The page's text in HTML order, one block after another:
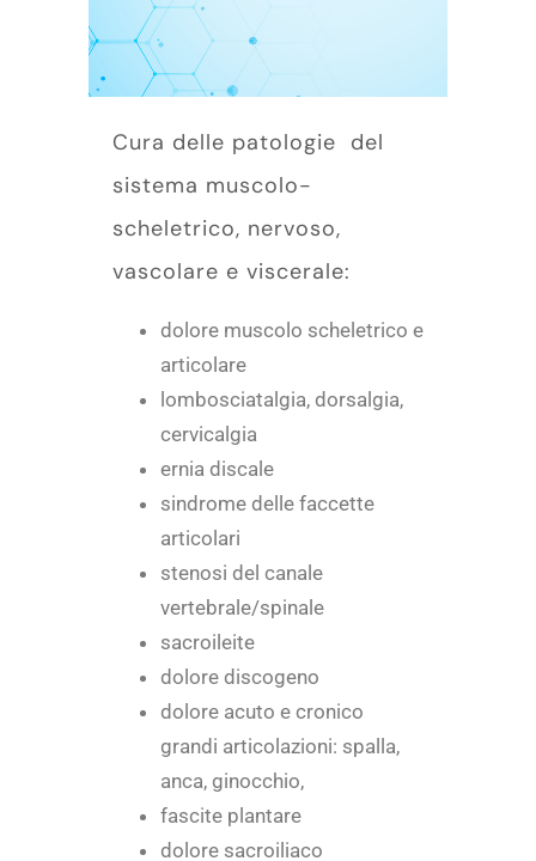
Cura delle patologie del
sistema muscolo-
scheletrico, nervoso,
vascolare e viscerale:
dolore muscolo scheletrico e
articolare
lombosciatalgia, dorsalgia,
cervicalgia
ernia discale
sindrome delle faccette
articolari
stenosi del canale
vertebrale/spinale
sacroileite
dolore discogeno
dolore acuto e cronico
grandi articolazioni: spalla,
anca, ginocchio,
fascite plantare
dolore sacroiliaco